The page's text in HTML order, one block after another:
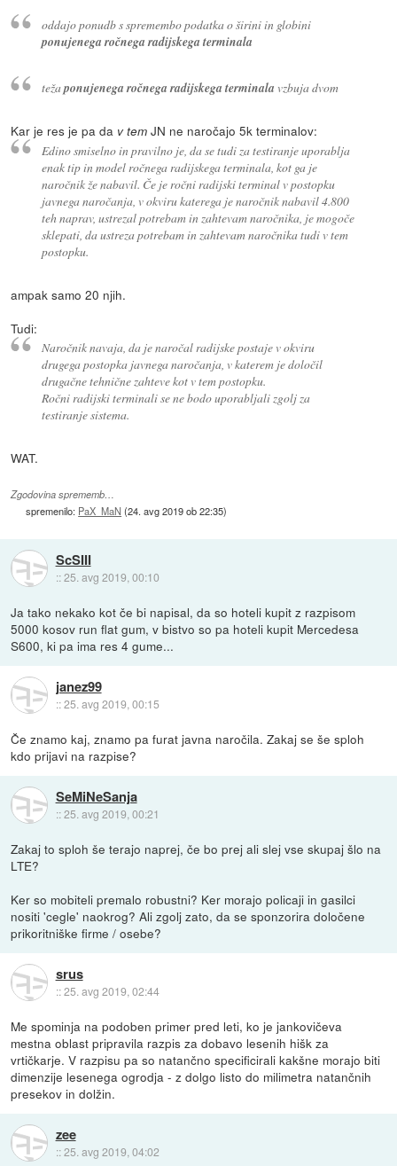
oddajo ponudb s spremembo podatka o širini in globini
ponujenega ročnega radijskega terminala
težaponujenega ročnega radijskega terminala vzbuja dvom
Kar je res je pa da v tem JN ne naročajo 5k terminalov:
Edino smiselno in pravilno je, da se tudi za testiranje uporablja
enak tip in model ročnega radijskega terminala, kot ga je
naročnik že nabavil. Če je ročni radijski terminal v postopku
javnega naročanja, v okviru katerega je naročnik nabavil 4.800
teh naprav, ustrezal potrebam in zahtevam naročnika, je mogoče
sklepati, da ustreza potrebam in zahtevam naročnika tudi v tem
postopku.
ampak samo 20 njih.
Tudi:
Naročnik navaja, da je naročal radijske postaje v okviru
drugega postopka javnega naročanja, v katerem je določil
drugačne tehnične zahteve kot v tem postopku.
Ročni radijski terminali se ne bodo uporabljali zgolj za
testiranje sistema.
WAT.
Zgodovina sprememb…
spremenilo: PaX_MaN(24. avg 2019 ob 22:35)
ScSIII
::25. avg 2019, 00:10
Ja tako nekako kot če bi napisal, da so hoteli kupit z razpisom
5000 kosov run flat gum, v bistvo so pa hoteli kupit Mercedesa
S600, ki pa ima res 4 gume...
janez99
::25. avg 2019, 00:15
Če znamo kaj, znamo pa furat javna naročila. Zakaj se še sploh
kdo prijavi na razpise?
SeMiNeSanja
::25. avg 2019, 00:21
Zakaj to sploh še terajo naprej, če bo prej ali slej vse skupaj šlo na
LTE?
Ker so mobiteli premalo robustni? Ker morajo policaji in gasilci
nositi 'cegle' naokrog? Ali zgolj zato, da se sponzorira določene
prikoritniške firme / osebe?
srus
::25. avg 2019, 02:44
Me spominja na podoben primer pred leti, ko je jankovičeva
mestna oblast pripravila razpis za dobavo lesenih hišk za
vrtičkarje. V razpisu pa so natančno specificirali kakšne morajo biti
dimenzije lesenega ogrodja - z dolgo listo do milimetra natančnih
presekov in dolžin.
zee
::25. avg 2019, 04:02